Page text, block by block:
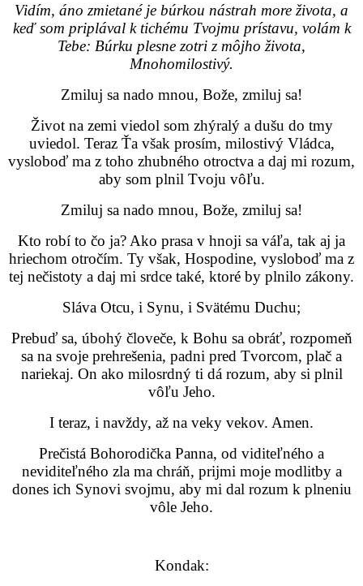
Vidím, áno zmietané je búrkou nástrah more života, a
keď som priplával k tichému Tvojmu prístavu, volám k
Tebe: Búrku plesne zotri z môjho života,
Mnohomilostivý.
Zmiluj sa nado mnou, Bože, zmiluj sa!
Život na zemi viedol som zhýralý a dušu do tmy
uviedol. Teraz Ťa však prosím, milostivý Vládca,
vysloboď ma z toho zhubného otroctva a daj mi rozum,
aby som plnil Tvoju vôľu.
Zmiluj sa nado mnou, Bože, zmiluj sa!
Kto robí to čo ja? Ako prasa v hnoji sa váľa, tak aj ja
hriechom otročím. Ty však, Hospodine, vysloboď ma z
tej nečistoty a daj mi srdce také, ktoré by plnilo zákony.
Sláva Otcu, i Synu, i Svätému Duchu;
Prebuď sa, úbohý človeče, k Bohu sa obráť, rozpomeň
sa na svoje prehrešenia, padni pred Tvorcom, plač a
nariekaj. On ako milosrdný ti dá rozum, aby si plnil
vôľu Jeho.
I teraz, i navždy, až na veky vekov. Amen.
Prečistá Bohorodička Panna, od viditeľného a
neviditeľného zla ma chráň, prijmi moje modlitby a
dones ich Synovi svojmu, aby mi dal rozum k plneniu
vôle Jeho.
Kondak: